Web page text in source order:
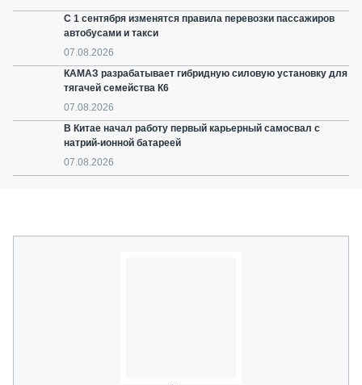
С 1 сентября изменятся правила перевозки пассажиров
автобусами и такси
07.08.2026
КАМАЗ разрабатывает гибридную силовую установку для
тягачей семейства К6
07.08.2026
В Китае начал работу первый карьерный самосвал с
натрий-ионной батареей
07.08.2026